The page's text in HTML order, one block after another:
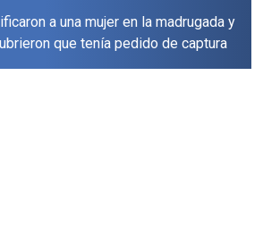
a una mujer en la madrugada y
que tenía pedido de captura